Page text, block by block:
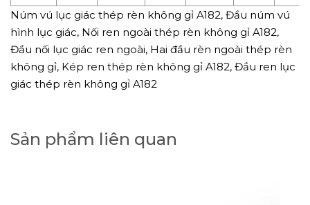
Núm vú lục giác thép rèn không gỉ A182, Đầu núm vú
hình lục giác, Nối ren ngoài thép rèn không gỉ A182,
Đầu nối lục giác ren ngoài, Hai đầu rèn ngoài thép rèn
không gỉ, Kép ren thép rèn không gỉ A182, Đầu ren lục
giác thép rèn không gỉ A182
Sản phẩm liên quan